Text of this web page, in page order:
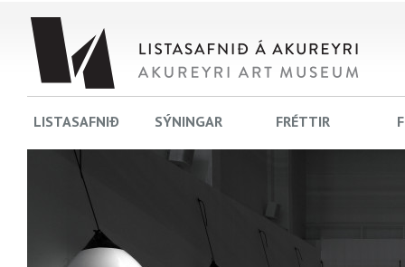
LISTASAFNIÐ SÝNINGAR FRÉTTIR